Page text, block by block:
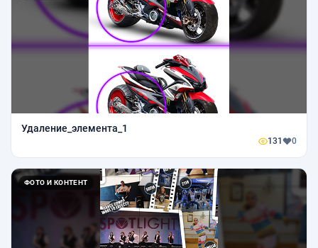
Удаление_элемента_1
131 0
ФОТО И КОНТЕНТ